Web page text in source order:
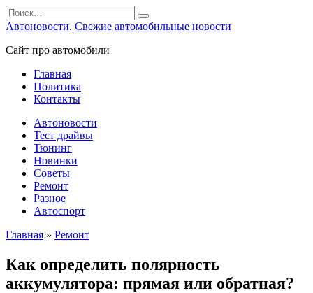
Перейти
к
Search
for:
Автоновости. Свежие автомобильные новости
Сайт про автомобили
Главная
Политика
Контакты
Автоновости
Тест драйвы
Тюнинг
Новинки
Советы
Ремонт
Разное
Автоспорт
Главная » Ремонт
Как определить полярность
аккумулятора: прямая или обратная?